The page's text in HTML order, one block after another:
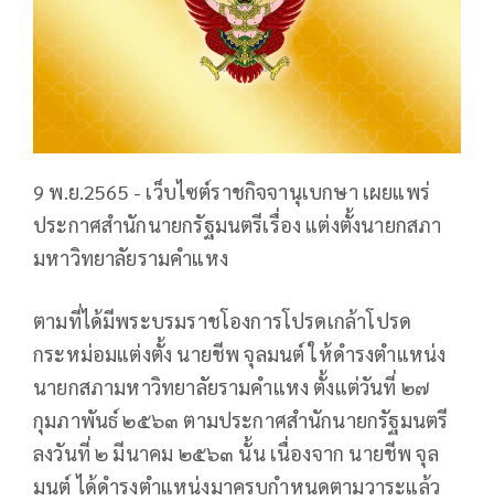
9 พ.ย.2565 - เว็บไซต์ราชกิจจานุเบกษา เผยแพร่
ประกาศสำนักนายกรัฐมนตรีเรื่อง แต่งตั้งนายกสภา
มหาวิทยาลัยรามคำแหง
ตามที่ได้มีพระบรมราชโองการโปรดเกล้าโปรด
กระหม่อมแต่งตั้ง นายชีพ จุลมนต์ ให้ดำรงตำแหน่ง
นายกสภามหาวิทยาลัยรามคำแหง ตั้งแต่วันที่ ๒๗
กุมภาพันธ์ ๒๕๖๓ ตามประกาศสำนักนายกรัฐมนตรี
ลงวันที่ ๒ มีนาคม ๒๕๖๓ นั้น เนื่องจาก นายชีพ จุล
มนต์ ได้ดำรงตำแหน่งมาครบกำหนดตามวาระแล้ว